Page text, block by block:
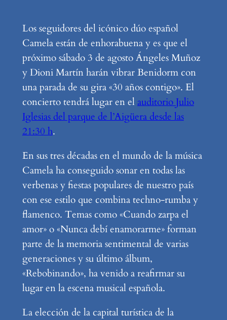
Los seguidores del icónico dúo español
Camela están de enhorabuena y es que el
próximo sábado 3 de agosto Ángeles Muñoz
y Dioni Martín harán vibrar Benidorm con
una parada de su gira «30 años contigo». El
concierto tendrá lugar en elauditorio Julio
Iglesias del parque de l’Aigüera desde las
21:30 h.
En sus tres décadas en el mundo de la música
Camela ha conseguido sonar en todas las
verbenas y fiestas populares de nuestro país
con ese estilo que combina techno-rumba y
flamenco. Temas como «Cuando zarpa el
amor» o «Nunca debí enamorarme» forman
parte de la memoria sentimental de varias
generaciones y su último álbum,
«Rebobinando», ha venido a reafirmar su
lugar en la escena musical española.
La elección de la capital turística de la